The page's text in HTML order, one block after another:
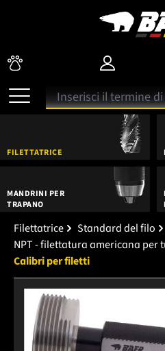
FILETTATRICE
MANDRINI PER
TRAPANO
Filettatrice Standard del filo
NPT - filettatura americana per
Calibri per filetti
Salta la galleria di immagini